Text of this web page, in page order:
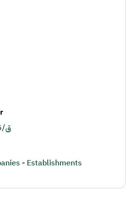
45114384/ق/1445هـ
- Establishments